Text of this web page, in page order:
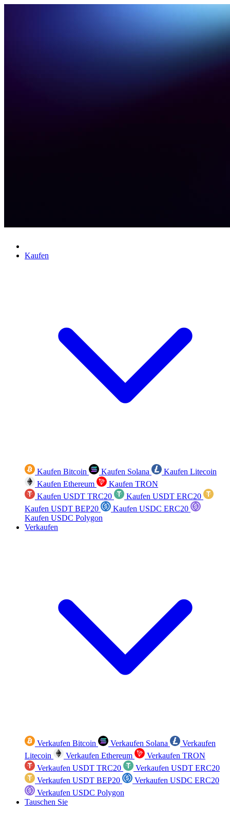
Kaufen
Kaufen Bitcoin Kaufen Solana
Kaufen Litecoin
Kaufen Ethereum
Kaufen TRON
Kaufen USDT TRC20
Kaufen USDT ERC20
Kaufen USDT BEP20
Kaufen USDC ERC20
Kaufen USDC Polygon
Verkaufen
Verkaufen Bitcoin Verkaufen Solana
Verkaufen
Litecoin
Verkaufen Ethereum
Verkaufen TRON
Verkaufen USDT TRC20
Verkaufen USDT ERC20
Verkaufen USDT BEP20
Verkaufen USDC ERC20
Verkaufen USDC Polygon
Tauschen Sie